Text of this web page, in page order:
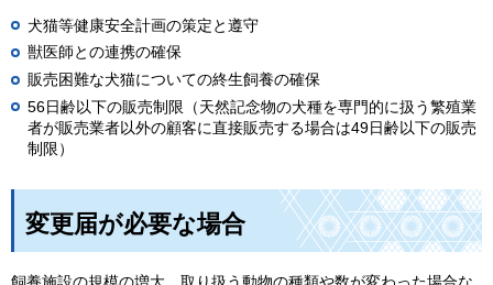
犬猫等健康安全計画の策定と遵守
獣医師との連携の確保
販売困難な犬猫についての終生飼養の確保
56日齢以下の販売制限（天然記念物の犬種を専門的に扱う繁殖業
者が販売業者以外の顧客に直接販売する場合は49日齢以下の販売
制限）
変更届が必要な場合
飼養施設の規模の増大，取り扱う動物の種類や数が変わった場合な